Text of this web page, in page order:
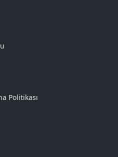
Politikası